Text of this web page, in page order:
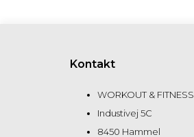
Kontakt
WORKOUT & FITNESS
Industivej 5C
8450 Hammel